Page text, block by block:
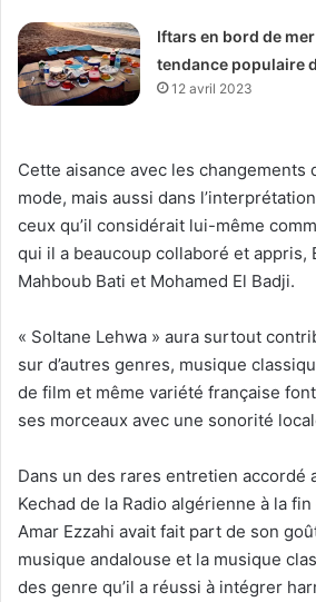
Iftars en bord de
tendance populaire
12 avril 2023
Cette aisance avec les changements
mode, mais aussi dans
ceux qu’il considérait lui-même
qui il a beaucoup collaboré et appris,
Mahboub Bati et Mohamed El Badji.
« Soltane Lehwa » aura surtout
sur d’autres genres, musique
de film et même variété française
ses morceaux avec une sonorité
Dans un des rares entretien accordé
Kechad de la Radio algérienne à la
Amar Ezzahi avait fait part de son
musique andalouse et la musique
des genre qu’il a réussi à intégrer